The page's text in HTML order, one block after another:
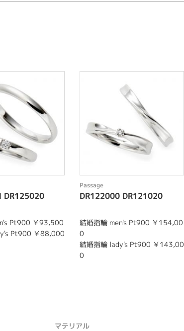
DR125020
Pt900 ￥93,500
Pt900 ￥88,000
Passage
DR122000 DR121020
結婚指輪 men's Pt900 ￥154,00
0
結婚指輪 lady's Pt900 ￥143,00
0
マテリアル